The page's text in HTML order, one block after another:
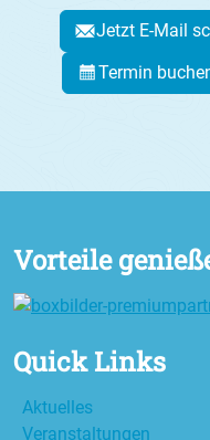
Jetzt E-Mail
Termin
Vorteile
Quick Links
Aktuelles
Veranstaltungen